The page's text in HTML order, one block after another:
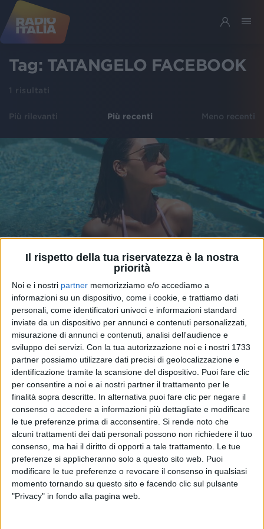
Il rispetto della tua riservatezza è la nostra
priorità
Noi e i nostri partner memorizziamo e/o accediamo a
informazioni su un dispositivo, come i cookie, e trattiamo dati
personali, come identificatori univoci e informazioni standard
inviate da un dispositivo per annunci e contenuti personalizzati,
misurazione di annunci e contenuti, analisi dell'audience e
sviluppo dei servizi. Con la tua autorizzazione noi e i nostri 1733
partner possiamo utilizzare dati precisi di geolocalizzazione e
identificazione tramite la scansione del dispositivo. Puoi fare clic
per consentire a noi e ai nostri partner il trattamento per le
finalità sopra descritte. In alternativa puoi fare clic per negare il
consenso o accedere a informazioni più dettagliate e modificare
le tue preferenze prima di acconsentire. Si rende noto che
alcuni trattamenti dei dati personali possono non richiedere il tuo
consenso, ma hai il diritto di opporti a tale trattamento. Le tue
preferenze si applicheranno solo a questo sito web. Puoi
modificare le tue preferenze o revocare il consenso in qualsiasi
momento tornando su questo sito e facendo clic sul pulsante
"Privacy" in fondo alla pagina web.
Tag: TATANGELO FACEBOOK
1 risultati
Più rilevanti Più recenti Meno recenti
22 giu 2019
Anna Tatangelo, le foto sexy in bikini:
Instagram e Facebook vanno in tilt
Per gli scatti della cantante in costume a Mykonos un
boom di 140mila like
Chi siamo Contattaci
Privacy